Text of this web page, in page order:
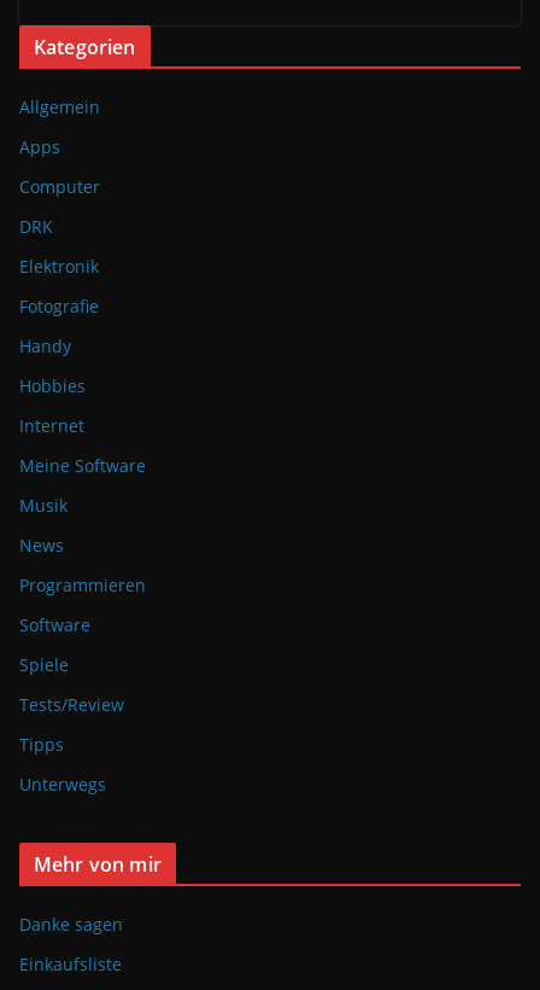
Kategorien
Allgemein
Apps
Computer
DRK
Elektronik
Fotografie
Handy
Hobbies
Internet
Meine Software
Musik
News
Programmieren
Software
Spiele
Tests/Review
Tipps
Unterwegs
Mehr von mir
Danke sagen
Einkaufsliste